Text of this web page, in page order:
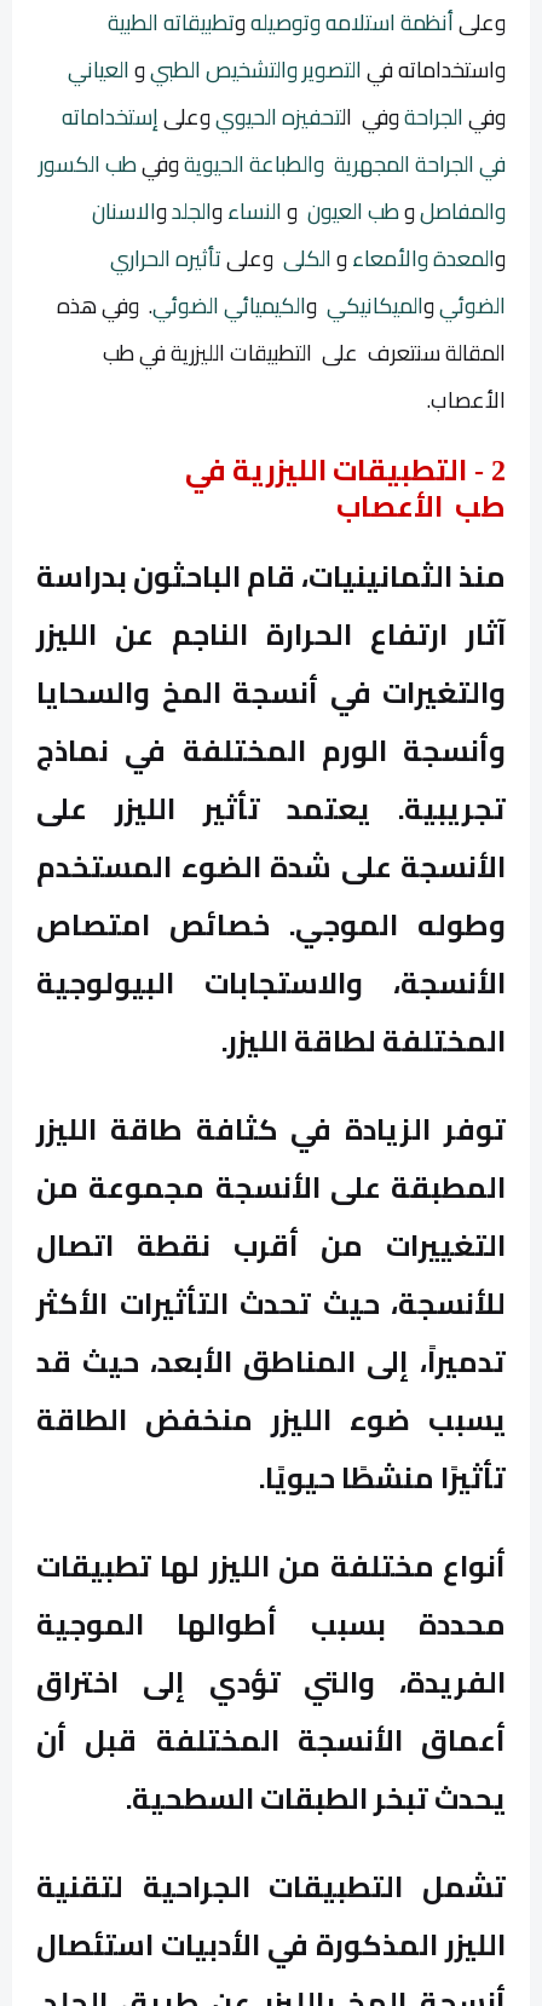
وعلىأنظمة استلامه وتوصيلهوتطبيقاته الطبية
واستخداماته فيالتصوير والتشخيص الطبيوالعياني
وفيالجراحةوفي التحفيزه الحيويوعلىإستخداماته
في الجراحة المجهرية والطباعة الحيويةوفيطب الكسور
والمفاصلوطب العيون والنساءوالجلدوالاسنان
والمعدة والأمعاءوالكلى وعلىتأثيره الحراري
الضوئيوالميكانيكي والكيميائي الضوئي. وفي هذه
المقالة سنتعرف على التطبيقات الليزرية في طب
الأعصاب.
2
- التطبيقات الليزرية في
طب الأعصاب
منذ الثمانينيات، قام الباحثون بدراسة
آثار ارتفاع الحرارة الناجم عن الليزر
والتغيرات في أنسجة المخ والسحايا
وأنسجة الورم المختلفة في نماذج
تجريبية. يعتمد تأثير الليزر على
الأنسجة على شدة الضوء المستخدم
وطوله الموجي. خصائص امتصاص
الأنسجة، والاستجابات البيولوجية
المختلفة لطاقة الليزر.
توفر الزيادة في كثافة طاقة الليزر
المطبقة على الأنسجة مجموعة من
التغييرات من أقرب نقطة اتصال
للأنسجة، حيث تحدث التأثيرات الأكثر
تدميراً، إلى المناطق الأبعد، حيث قد
يسبب ضوء الليزر منخفض الطاقة
تأثيرًا منشطًا حيويًا.
أنواع مختلفة من الليزر لها تطبيقات
محددة بسبب أطوالها الموجية
الفريدة، والتي تؤدي إلى اختراق
أعماق الأنسجة المختلفة قبل أن
يحدث تبخر الطبقات السطحية.
تشمل التطبيقات الجراحية لتقنية
الليزر المذكورة في الأدبيات استئصال